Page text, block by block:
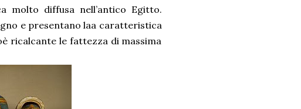
molto diffusa nell’antico Egitto.
e presentano laa caratteristica
ricalcante le fattezza di massima